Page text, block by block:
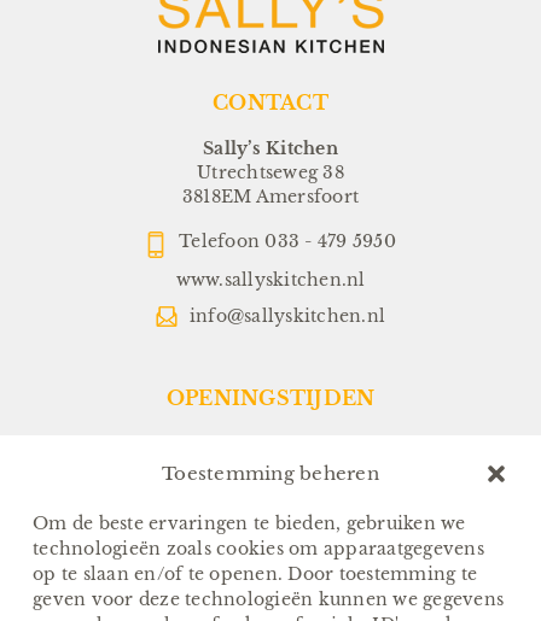
Toestemming beheren
Om de beste ervaringen te bieden, gebruiken we
technologieën zoals cookies om apparaatgegevens
op te slaan en/of te openen. Door toestemming te
geven voor deze technologieën kunnen we gegevens
CATERING
GROEPEN
CONTACT
Sally’s Kitchen
Utrechtseweg 38
3818EM Amersfoort
Telefoon 033 - 479 5950
www.sallyskitchen.nl
info@sallyskitchen.nl
OPENINGSTIJDEN
Dinsdag t/m Zondag:
Vanaf 17.00 uur
(Keuken sluit om 21.30 uur)
Sallys-To-Go:
Van Dinsdag t/m Zondag:
Afhalen tussen 17.00 en 18.00